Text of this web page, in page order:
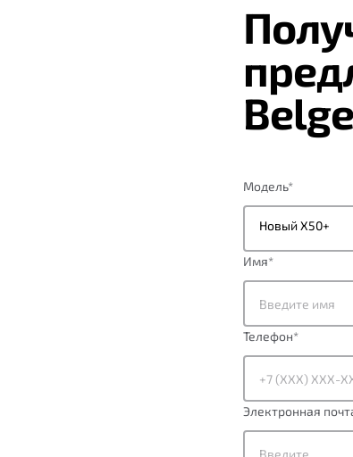
Модель*
Новый X50+
Имя*
Телефон*
Электронная